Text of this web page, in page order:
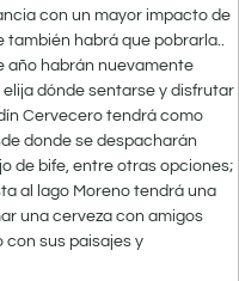
con un mayor impacto de
también habrá que pobrarla..
año habrán nuevamente
dónde sentarse y disfrutar
Cervecero tendrá como
donde se despacharán
de bife, entre otras opciones;
al lago Moreno tendrá una
una cerveza con amigos
con sus paisajes y